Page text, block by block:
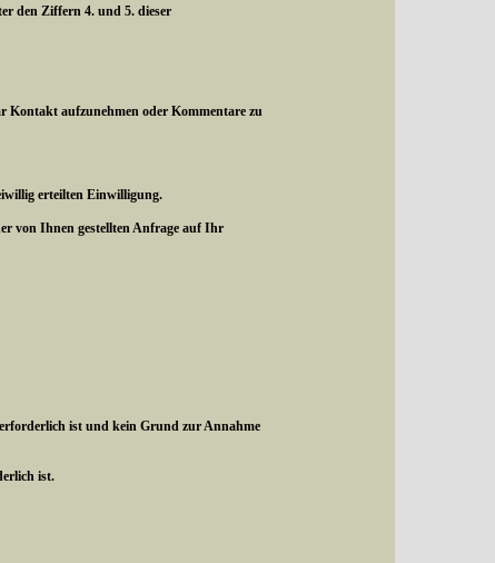
den Ziffern 4. und 5. dieser
Kontakt aufzunehmen oder Kommentare zu
erteilten Einwilligung.
von Ihnen gestellten Anfrage auf Ihr
ist und kein Grund zur Annahme
ist.